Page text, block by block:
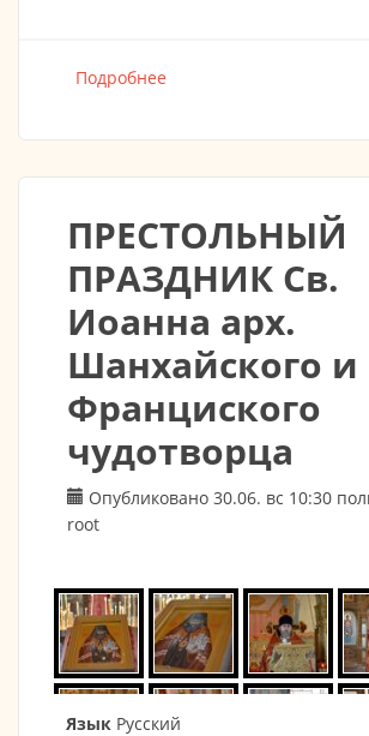
Подробнее
ПРЕСТОЛЬНЫЙ
ПРАЗДНИК Св.
Иоанна арх.
Шанхайского и
Франциского
чудотворца
Опубликовано 30.06. вс 10:30
root
Язык Русский